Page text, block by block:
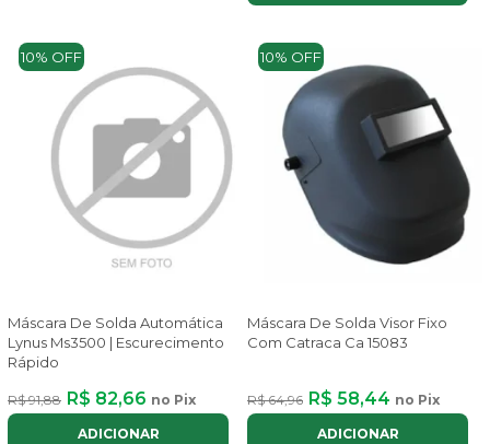
10% OFF
Máscara De Solda Automática
Lynus Ms3500 | Escurecimento
Rápido
R$ 91,88 R$ 82,66 no Pix
ADICIONAR
10% OFF
Máscara De Solda Visor Fixo
Com Catraca Ca 15083
R$ 64,96 R$ 58,44 no Pix
ADICIONAR